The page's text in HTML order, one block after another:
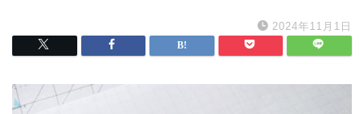
2024年11月1日